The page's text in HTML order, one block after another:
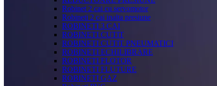
Robinet 2 cai cu servomotor
Robineti 2 cai inalta presiune
ROBINETI 3 CAI
ROBINETI CUTIT
ROBINETI CUTIT PNEUMATICI
ROBINETI ECHILIBRARE
ROBINETI FLOTOR
ROBINETI FLUTURE
ROBINETI GAZ